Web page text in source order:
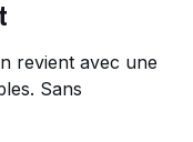
revient avec une
Sans